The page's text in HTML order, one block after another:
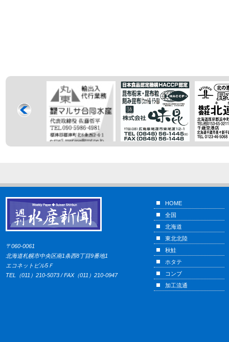
〒060-0061
北海道札幌市中央区南1条西8丁目9番地1
エコネットビル5Ｆ
TEL（011）210-5073 / FAX（011）210-0947
HOME
全国
北海道
東北北陸
秋鮭
ホタテ
コンブ
加工流通